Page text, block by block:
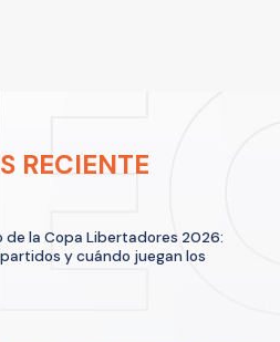
RECIENTE
de la Copa Libertadores 2026:
y cuándo juegan los